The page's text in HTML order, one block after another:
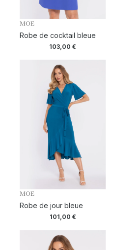
MOE
Robe de cocktail bleue
103,00€
MOE
Robe de jour bleue
101,00 €